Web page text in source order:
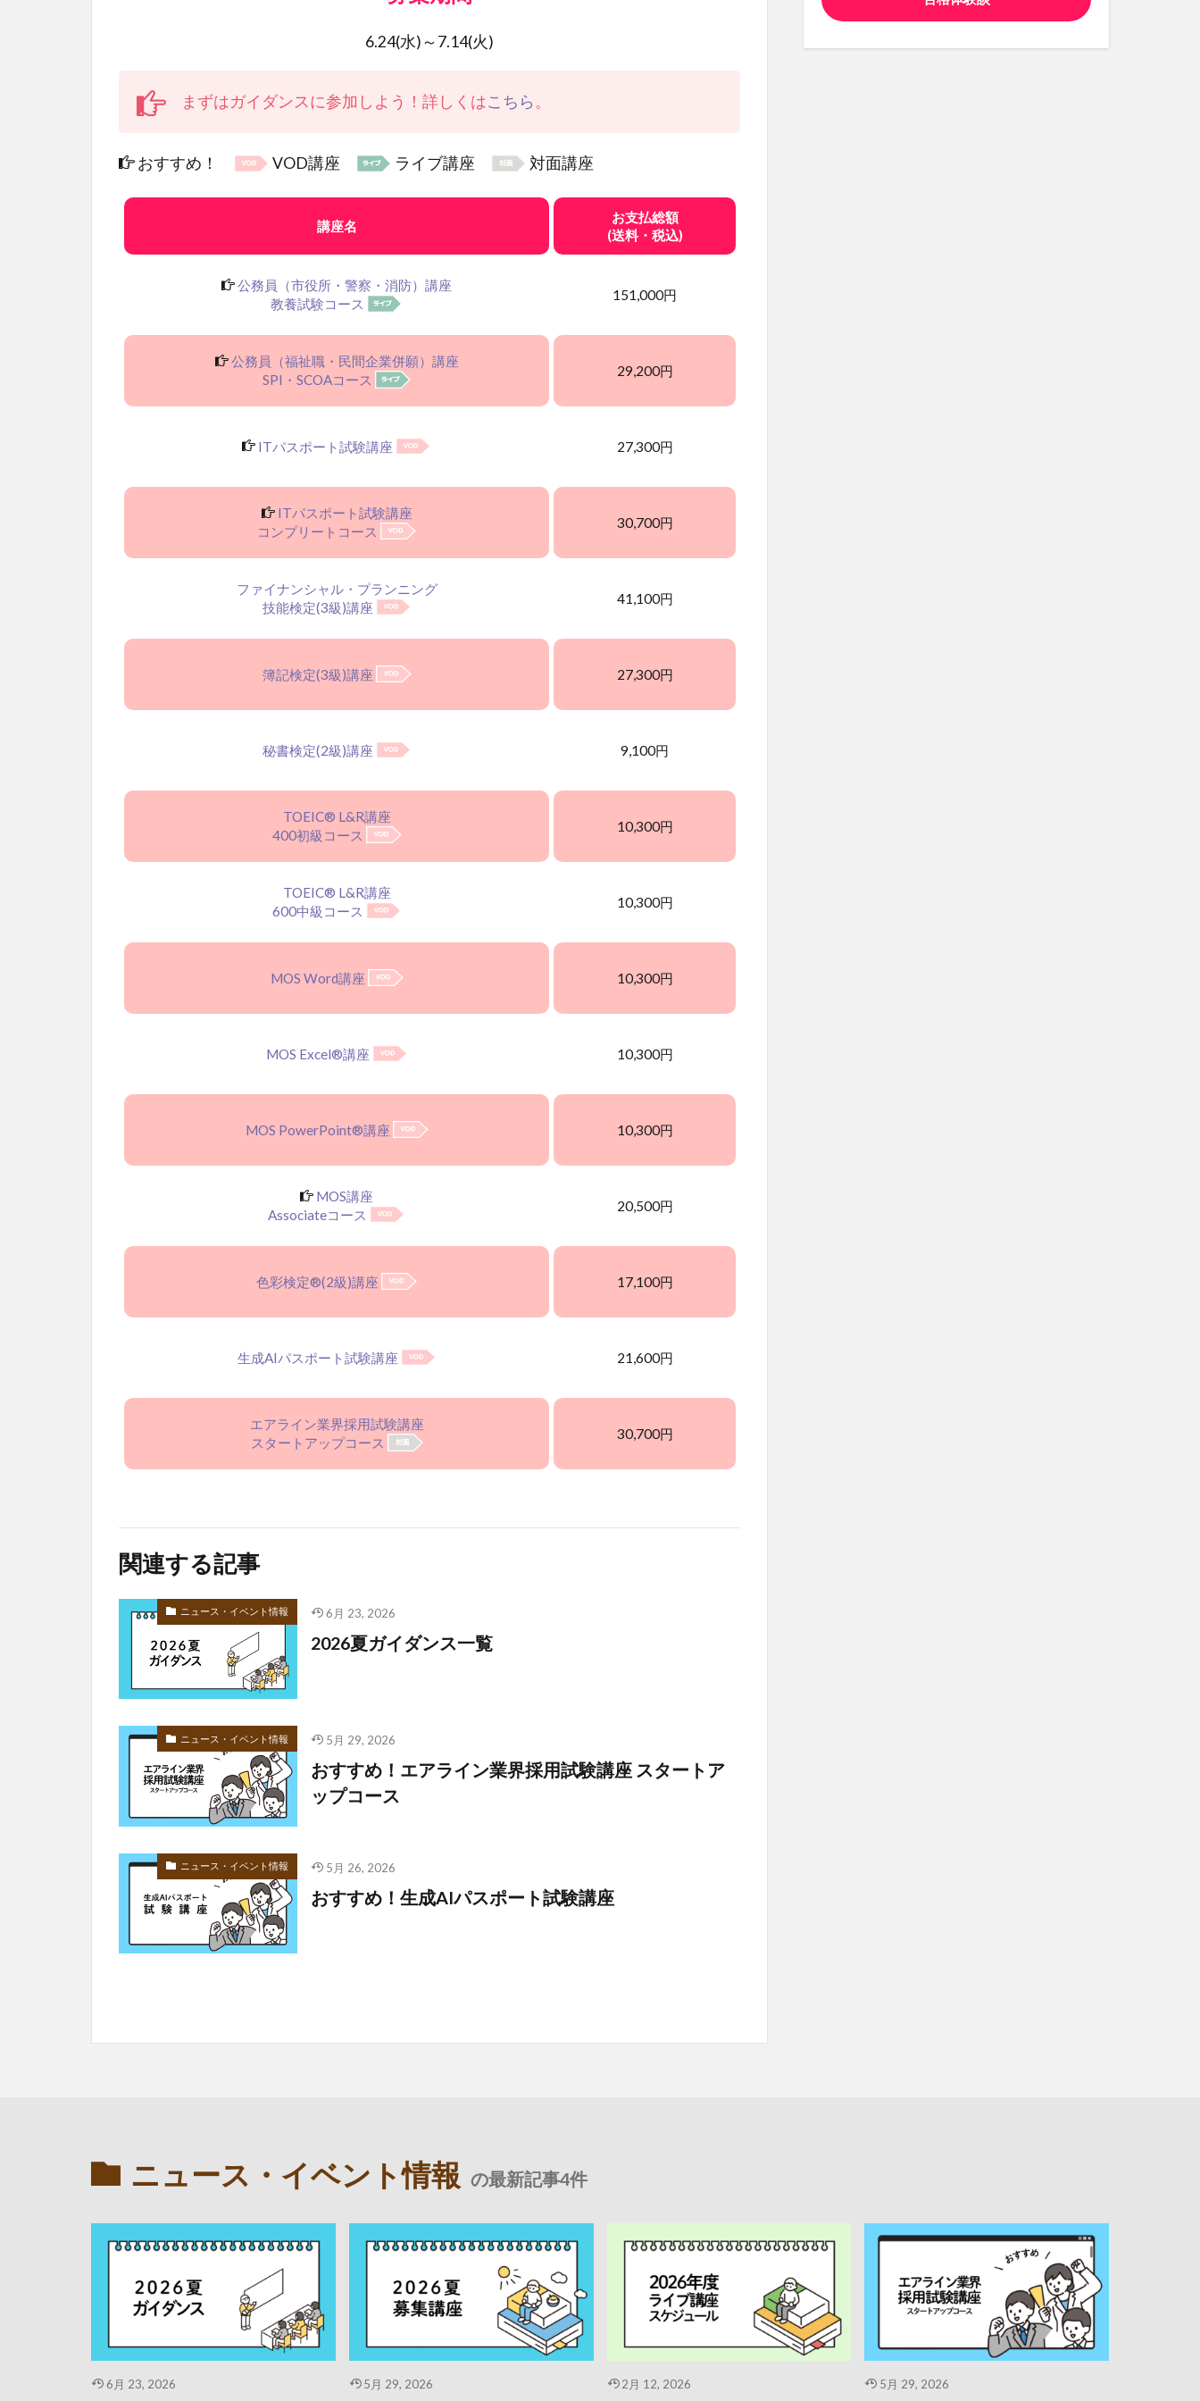
6.24(水)～7.14(火)
まずはガイダンスに参加しよう！詳しくはこちら 。
おすすめ！ VOD講座 ライブ講座 対面講座
講座名
お支払総額
(送料・税込)
公務員（市役所・警察・消防）講座
教養試験コース
151,000円
公務員（福祉職・民間企業併願）講座
SPI・SCOAコース
29,200円
ITパスポート試験講座 27,300円
ITパスポート試験講座
コンプリートコース
30,700円
ファイナンシャル・プランニング
技能検定(3級)講座
41,100円
簿記検定(3級)講座 27,300円
秘書検定(2級)講座 9,100円
TOEIC® L&R講座
400初級コース
10,300円
TOEIC® L&R講座
600中級コース
10,300円
MOS Word講座 10,300円
MOS Excel®講座 10,300円
MOS PowerPoint®講座 10,300円
MOS講座
Associateコース
20,500円
色彩検定®(2級)講座 17,100円
生成AIパスポート試験講座 21,600円
エアライン業界採用試験講座
スタートアップコース
30,700円
関連する記事
ニュース・イベント情報 6月 23, 2026
2026夏ガイダンス一覧
ニュース・イベント情報 5月 29, 2026
おすすめ！エアライン業界採用試験講座 スタートア
ップコース
ニュース・イベント情報 5月 26, 2026
おすすめ！生成AIパスポート試験講座
ニュース・イベント情報 の最新記事4件
6月 23, 2026 5月 29, 2026 2月 12, 2026 5月 29, 2026